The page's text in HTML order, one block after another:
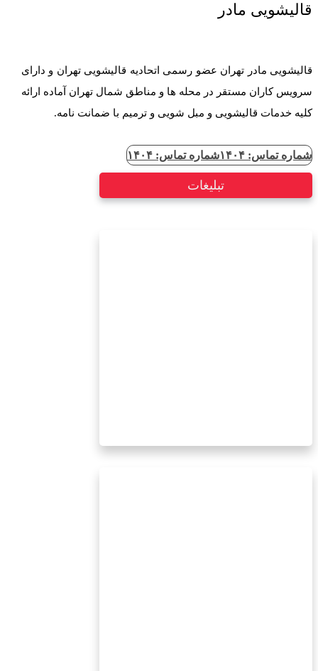
قالیشویی مادر
قالیشویی مادر تهران عضو رسمی اتحادیه قالیشویی تهران و دارای
سرویس کاران مستقر در محله ها و مناطق شمال تهران آماده ارائه
کلیه خدمات قالیشویی و مبل شویی و ترمیم با ضمانت نامه.
شماره تماس: ۱۴۰۴ شماره تماس: ۱۴۰۴
تبلیغات